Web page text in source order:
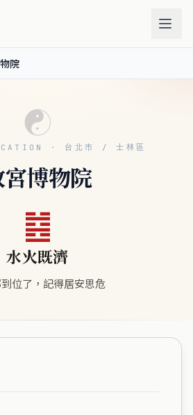
院
☯
· 台北市 / 士林區
博物院
䷾
水火既濟
位了，記得居安思危